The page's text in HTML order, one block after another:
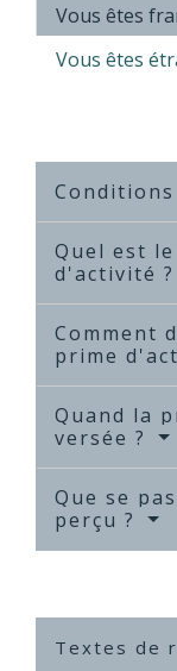
Vous êtes
Vous êtes
Quel est
d'activité ?
Comment
prime
Quand la
versée ?
Que se
perçu ?
Textes de